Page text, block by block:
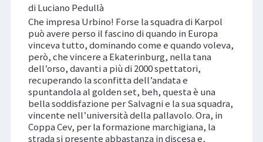
di Luciano Pedullà
Che impresa Urbino! Forse la squadra di Karpol
può avere perso il fascino di quando in Europa
vinceva tutto, dominando come e quando voleva,
però, che vincere a Ekaterinburg, nella tana
dell’orso, davanti a più di 2000 spettatori,
recuperando la sconfitta dell’andata e
spuntandola al golden set, beh, questa è una
bella soddisfazione per Salvagni e la sua squadra,
vincente nell’università della pallavolo. Ora, in
Coppa Cev, per la formazione marchigiana, la
strada si presente abbastanza in discesa e,